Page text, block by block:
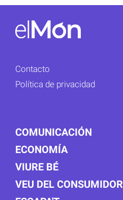
Contacto
Política de privacidad
COMUNICACIÓN
ECONOMÍA
VIURE BÉ
VEU DEL CONSUMIDOR